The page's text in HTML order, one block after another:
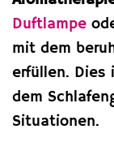
Duftlampe
mit dem
erfüllen. Dies
dem
Situationen.